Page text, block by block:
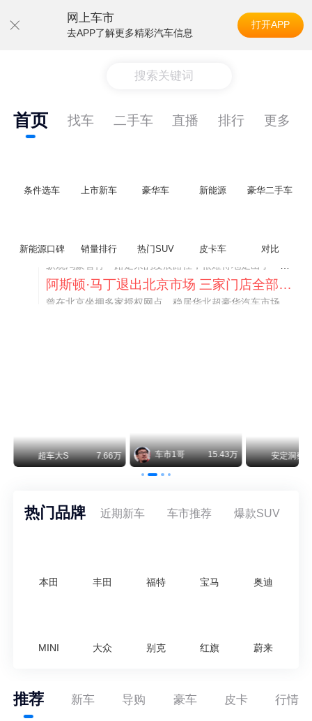
网上车市
去APP了解更多精彩汽车信息
打开APP
搜索关键词
首页 找车 二手车 直播 排行 更多
条件选车 上市新车 豪华车 新能源 豪华二手车
新能源口碑 销量排行 热门SUV 皮卡车 对比
超车大S 7.66万 车市1哥 15.43万 安定洞察
热门品牌 近期新车 车市推荐 爆款SUV
本田 丰田 福特 宝马 奥迪
MINI 大众 别克 红旗 蔚来
推荐 新车 导购 豪车 皮卡 行情